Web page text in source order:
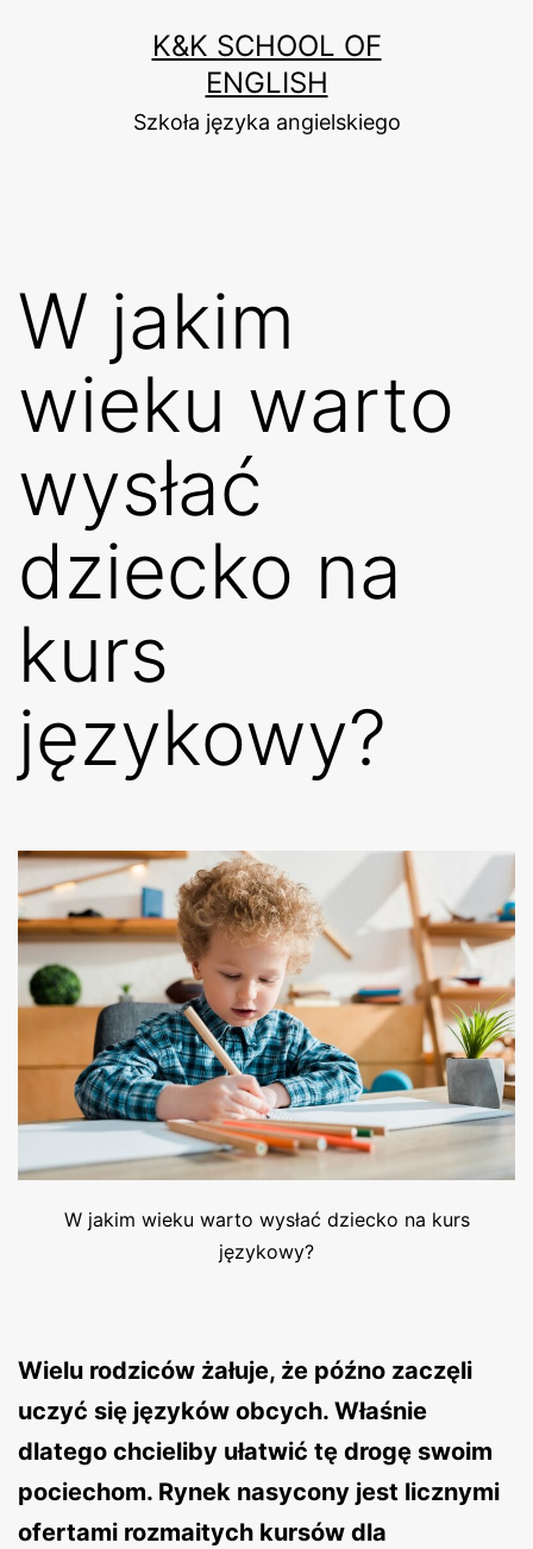
K&K SCHOOL OF
ENGLISH
Szkoła języka angielskiego
W jakim
wieku warto
wysłać
dziecko na
kurs
językowy?
W jakim wieku warto wysłać dziecko na kurs
językowy?
Wielu rodziców żałuje, że późno zaczęli
uczyć się języków obcych. Właśnie
dlatego chcieliby ułatwić tę drogę swoim
pociechom. Rynek nasycony jest licznymi
ofertami rozmaitych kursów dla